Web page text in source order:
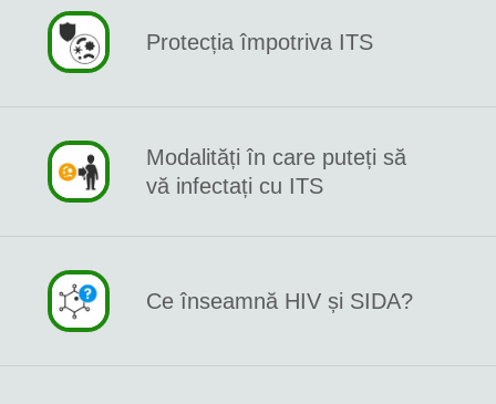
Protecția împotriva ITS
Modalități în care puteți să
vă infectați cu ITS
Ce înseamnă HIV și SIDA?